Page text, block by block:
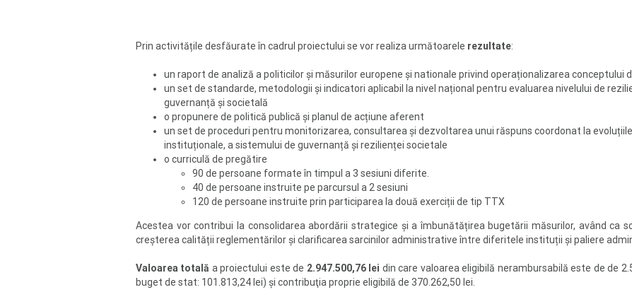
Prin activitățile desfăurate în cadrul proiectului se vor realiza următoarele rezultate:
un raport de analiză a politicilor și măsurilor europene și nationale privind operaționalizarea conceptului
un set de standarde, metodologii și indicatori aplicabil la nivel național pentru evaluarea nivelului de
guvernanță și societală
o propunere de politică publică și planul de acțiune aferent
un set de proceduri pentru monitorizarea, consultarea și dezvoltarea unui răspuns coordonat la
instituționale, a sistemului de guvernanță și rezilienței societale
o curriculă de pregătire
90 de persoane formate în timpul a 3 sesiuni diferite.
40 de persoane instruite pe parcursul a 2 sesiuni
120 de persoane instruite prin participarea la două exerciții de tip TTX
Acestea vor contribui la consolidarea abordării strategice și a îmbunătățirea bugetării măsurilor, având ca
creșterea calității reglementărilor și clarificarea sarcinilor administrative între diferitele instituții și paliere
Valoarea totală a proiectului este de 2.947.500,76 lei din care valoarea eligibilă nerambursabilă este de de
buget de stat: 101.813,24 lei) și contribuţia proprie eligibilă de 370.262,50 lei.